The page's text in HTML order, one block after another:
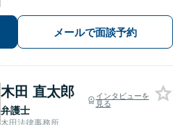
い、解決の方針を考えてまいります
【栗林公園駅7分／駐車場あり】
メールで面談予約
木田 直太郎
弁護士
インタビューを
見る
木田法律事務所